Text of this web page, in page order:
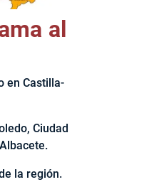
al
en Castilla-
Ciudad
la región.